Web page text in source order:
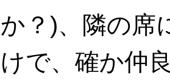
か？)、隣の席
けで、確か仲